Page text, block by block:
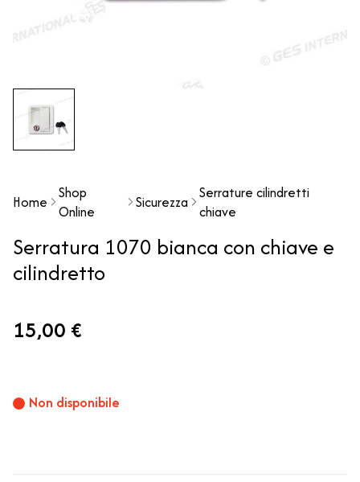
Home
Shop
Online
Sicurezza
Serrature cilindretti
chiave
Serratura 1070 bianca con chiave e
cilindretto
15,00 €
Non disponibile